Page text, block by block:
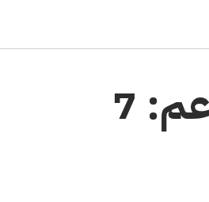
الإدارة المالية للمطاعم: 7